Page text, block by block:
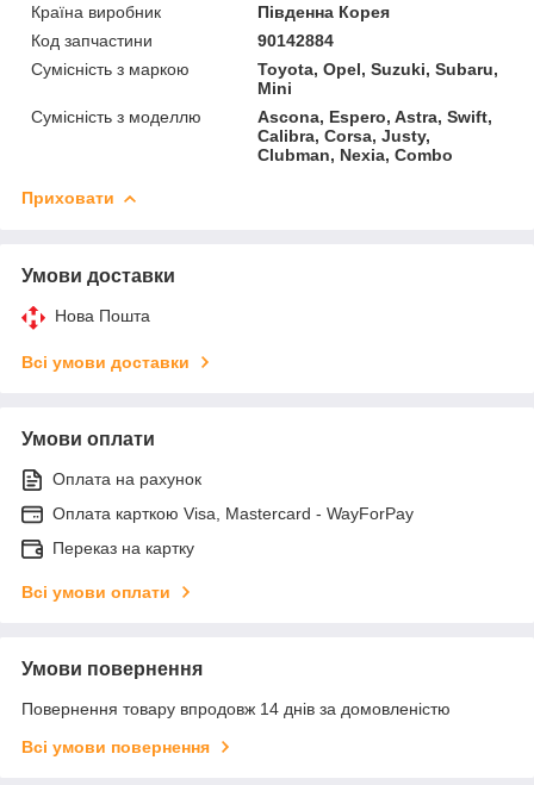
Країна виробник
Південна Корея
Код запчастини
90142884
Сумісність з маркою
Toyota, Opel, Suzuki, Subaru,
Mini
Сумісність з моделлю
Ascona, Espero, Astra, Swift,
Calibra, Corsa, Justy,
Clubman, Nexia, Combo
Приховати
Умови доставки
Нова Пошта
Всі умови доставки
Умови оплати
Оплата на рахунок
Оплата карткою Visa, Mastercard - WayForPay
Переказ на картку
Всі умови оплати
Умови повернення
Повернення товару впродовж 14 днів за домовленістю
Всі умови повернення